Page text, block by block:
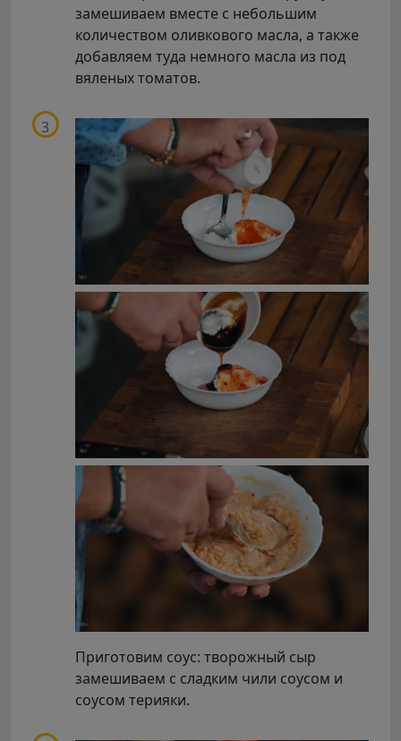
замешиваем вместе с небольшим
количеством оливкового масла, а также
добавляем туда немного масла из под
вяленых томатов.
Приготовим соус: творожный сыр
замешиваем с сладким чили соусом и
соусом терияки.